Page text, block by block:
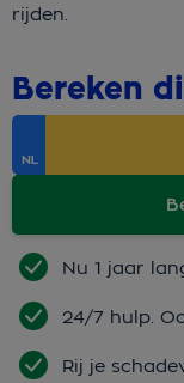
rijden.
Bereken
Nu 1 jaar
24/7 hulp.
Rij je